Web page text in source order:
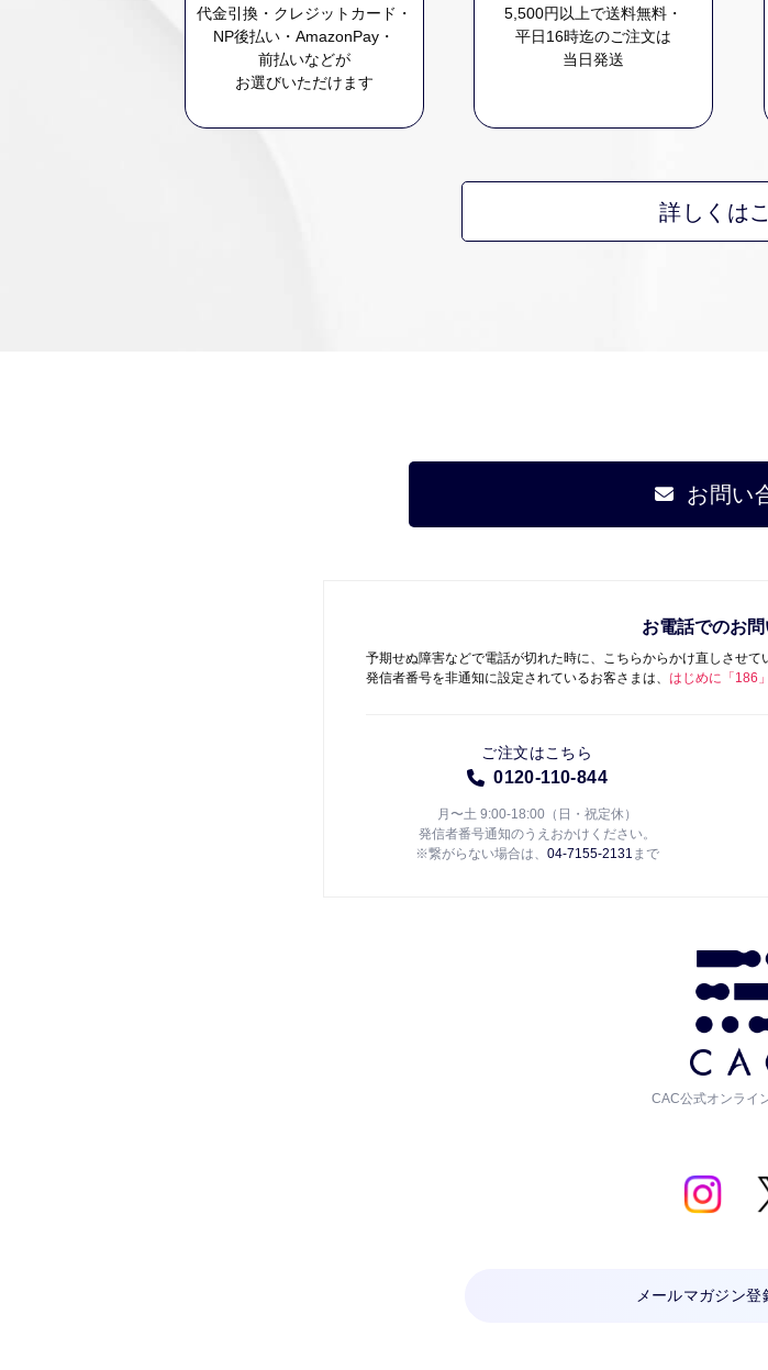
代金引換・クレジットカード・
NP後払い・AmazonPay・
前払いなどが
お選びいただけます
5,500円以上で送料無料・
平日16時迄のご注文は
当日発送
詳しくは
お問い
お電話でのお
予期せぬ障害などで電話が切れた時に、こちらからかけ直しさせて
発信者番号を非通知に設定されているお客さまは、 はじめに「186
ご注文はこちら
0120-110-844
月〜土 9:00-18:00（日・祝定休）
発信者番号通知のうえおかけください。
※繋がらない場合は、 04-7155-2131 まで
CAC公式オンライ
メールマガジン登